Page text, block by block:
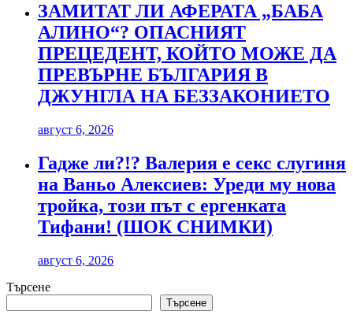
ЗАМИТАТ ЛИ АФЕРАТА „БАБА
АЛИНО“? ОПАСНИЯТ
ПРЕЦЕДЕНТ, КОЙТО МОЖЕ ДА
ПРЕВЪРНЕ БЪЛГАРИЯ В
ДЖУНГЛА НА БЕЗЗАКОНИЕТО
август 6, 2026
Гадже ли?!? Валерия е секс слугиня
на Ваньо Алексиев: Уреди му нова
тройка, този път с ергенката
Тифани! (ШОК СНИМКИ)
август 6, 2026
Търсене
Търсене